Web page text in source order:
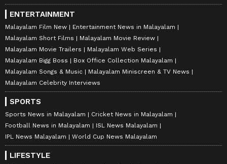
ENTERTAINMENT
Malayalam Film New
Entertainment News in Malayalam
Malayalam Short Films
Malayalam Movie Review
Malayalam Movie Trailers
Malayalam Web Series
Malayalam Bigg Boss
Box Office Collection Malayalam
Malayalam Songs & Music
Malayalam Miniscreen & TV News
Malayalam Celebrity Interviews
SPORTS
Sports News in Malayalam
Cricket News in Malayalam
Football News in Malayalam
ISL News Malayalam
IPL News Malayalam
World Cup News Malayalam
LIFESTYLE